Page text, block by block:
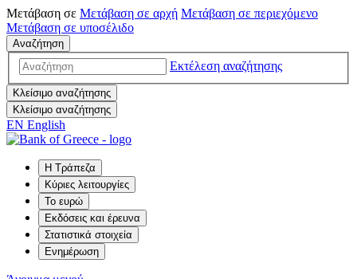
Μετάβαση σε Μετάβαση σε αρχή Μετάβαση σε περιεχόμενο
Μετάβαση σε υποσέλιδο
Αναζήτηση
Εκτέλεση αναζήτησης
Κλείσιμο αναζήτησης
Κλείσιμο αναζήτησης
EN English
Η Τράπεζα
Κύριες λειτουργίες
Το ευρώ
Εκδόσεις και έρευνα
Στατιστικά στοιχεία
Ενημέρωση